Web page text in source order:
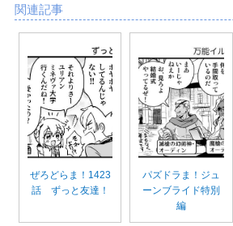
関連記事
ぜろどらま！1423
話 ずっと友達！
パズドラま！ジュ
ーンブライド特別
編